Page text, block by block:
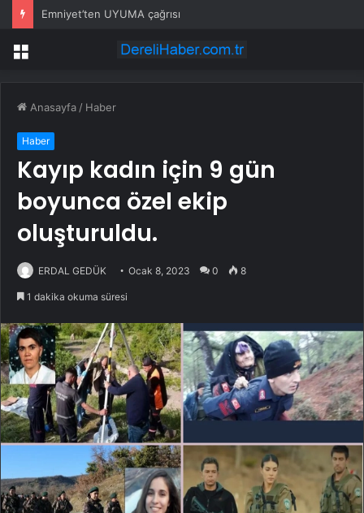
Emniyet’ten UYUMA çağrısı
Menü
Anasayfa / Haber
Haber
Kayıp kadın için 9 gün
boyunca özel ekip
oluşturuldu.
ERDAL GEDÜK Ocak 8, 2023 0 8
1 dakika okuma süresi